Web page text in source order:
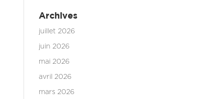
Archives
juillet 2026
juin 2026
mai 2026
avril 2026
mars 2026